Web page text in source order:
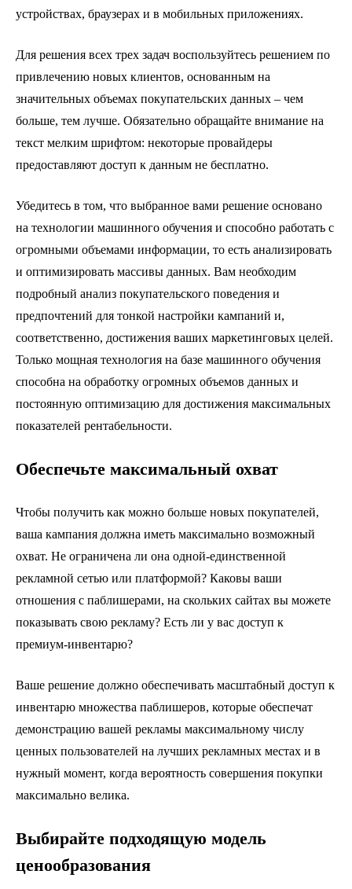
устройствах, браузерах и в мобильных приложениях.
Для решения всех трех задач воспользуйтесь решением по
привлечению новых клиентов, основанным на
значительных объемах покупательских данных – чем
больше, тем лучше. Обязательно обращайте внимание на
текст мелким шрифтом: некоторые провайдеры
предоставляют доступ к данным не бесплатно.
Убедитесь в том, что выбранное вами решение основано
на технологии машинного обучения и способно работать с
огромными объемами информации, то есть анализировать
и оптимизировать массивы данных. Вам необходим
подробный анализ покупательского поведения и
предпочтений для тонкой настройки кампаний и,
соответственно, достижения ваших маркетинговых целей.
Только мощная технология на базе машинного обучения
способна на обработку огромных объемов данных и
постоянную оптимизацию для достижения максимальных
показателей рентабельности.
Обеспечьте максимальный охват
Чтобы получить как можно больше новых покупателей,
ваша кампания должна иметь максимально возможный
охват. Не ограничена ли она одной-единственной
рекламной сетью или платформой? Каковы ваши
отношения с паблишерами, на скольких сайтах вы можете
показывать свою рекламу? Есть ли у вас доступ к
премиум-инвентарю?
Ваше решение должно обеспечивать масштабный доступ к
инвентарю множества паблишеров, которые обеспечат
демонстрацию вашей рекламы максимальному числу
ценных пользователей на лучших рекламных местах и в
нужный момент, когда вероятность совершения покупки
максимально велика.
Выбирайте подходящую модель
ценообразования